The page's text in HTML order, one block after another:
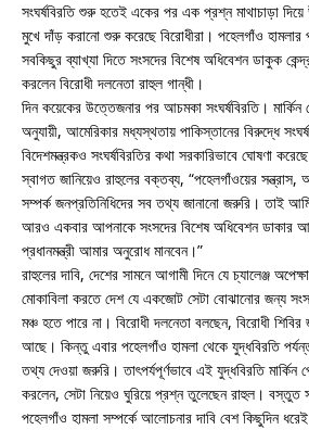
সংঘর্ষবিরতি শুরু হতেই একের পর এক প্রশ্ন মাথাচাড়া
মুখে দাঁড় করানো শুরু করেছে বিরোধীরা। পহেলগাঁও
সবকিছুর ব্যাখ্যা দিতে সংসদের বিশেষ অধিবেশন ডাকুক
করলেন বিরোধী দলনেতা রাহুল গান্ধী।
দিন কয়েকের উত্তেজনার পর আচমকা সংঘর্ষবিরতি। মার্কিন
অনুযায়ী, আমেরিকার মধ্যস্থতায় পাকিস্তানের বিরুদ্ধে
বিদেশমন্ত্রকও সংঘর্ষবিরতির কথা সরকারিভাবে ঘোষণা
স্বাগত জানিয়েও রাহুলের বক্তব্য, “পহেলগাঁওয়ের সন্ত্রাস,
সম্পর্ক জনপ্রতিনিধিদের সব তথ্য জানানো জরুরি। তাই আমি
আরও একবার আপনাকে সংসদের বিশেষ অধিবেশন ডাকার
প্রধানমন্ত্রী আমার অনুরোধ মানবেন।”
রাহুলের দাবি, দেশের সামনে আগামী দিনে যে চ্যালেঞ্জ
মোকাবিলা করতে দেশ যে একজোট সেটা বোঝানোর জন্য
মঞ্চ হতে পারে না। বিরোধী দলনেতা বলছেন, বিরোধী শিবির
আছে। কিন্তু এবার পহেলগাঁও হামলা থেকে যুদ্ধবিরতি
তথ্য দেওয়া জরুরি। তাৎপর্যপূর্ণভাবে এই যুদ্ধবিরতি মার্কিন
করলেন, সেটা নিয়েও ঘুরিয়ে প্রশ্ন তুলেছেন রাহুল। বস্তুত
পহেলগাঁও হামলা সম্পর্কে আলোচনার দাবি বেশ কিছুদিন